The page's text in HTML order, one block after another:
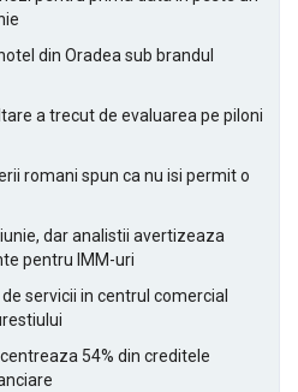
din Oradea sub brandul
a trecut de evaluarea pe piloni
romani spun ca nu isi permit o
dar analistii avertizeaza
pentru IMM-uri
servicii in centrul comercial
54% din creditele